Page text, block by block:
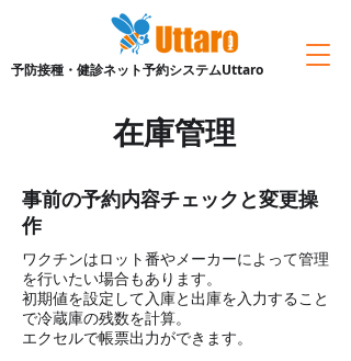
予防接種・健診ネット予約システムUttaro
在庫管理
​事前の予約内容チェックと変更操
作
ワクチンはロット番やメーカーによって管理
を行いたい場合もあります。
初期値を設定して入庫と出庫を入力すること
で冷蔵庫の残数を計算。
​エクセルで帳票出力ができます。